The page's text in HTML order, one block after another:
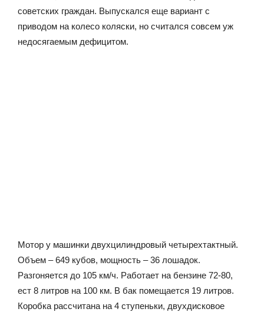
советских граждан. Выпускался еще вариант с
приводом на колесо коляски, но считался совсем уж
недосягаемым дефицитом.
Мотор у машинки двухцилиндровый четырехтактный.
Объем – 649 кубов, мощность – 36 лошадок.
Разгоняется до 105 км/ч. Работает на бензине 72-80,
ест 8 литров на 100 км. В бак помещается 19 литров.
Коробка рассчитана на 4 ступеньки, двухдисковое